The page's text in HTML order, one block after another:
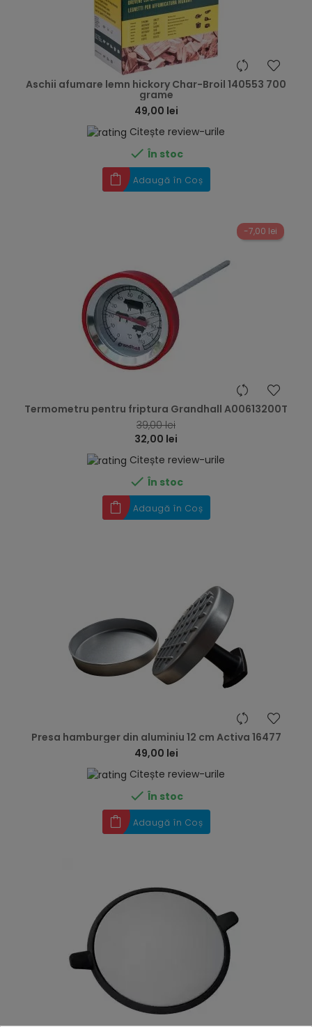
Aschii afumare lemn hickory Char-Broil 140553 700
grame
49,00 lei
Citește review-urile
 În stoc
Adaugă în Coș
-7,00 lei
Termometru pentru friptura Grandhall A00613200T
39,00 lei
32,00 lei
Citește review-urile
 În stoc
Adaugă în Coș
Presa hamburger din aluminiu 12 cm Activa 16477
49,00 lei
Citește review-urile
 În stoc
Adaugă în Coș